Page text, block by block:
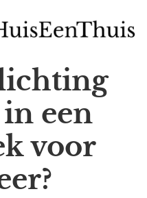
een
voor